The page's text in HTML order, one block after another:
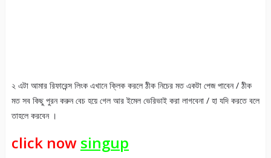
২ এটা আমার রিফারেন্স লিংক এখানে ক্লিক করলে ঠীক নিচের মত একটা পেজ পাবেন / ঠীক
মত সব কিছু পুরন করুন বেচ হয়ে গেল আর ইমেল ভেরিভাই করা লাগবেনা / হা যদি করতে বলে
তাহলে করবেন ।
click now singup